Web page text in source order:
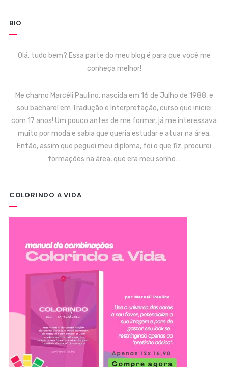
BIO
Olá, tudo bem? Essa parte do meu blog é para que você me
conheça melhor!
Me chamo Marcéli Paulino, nascida em 16 de Julho de 1988, e
sou bacharel em Tradução e Interpretação, curso que iniciei
com 17 anos! Um pouco antes de me formar, já me interessava
muito por moda e sabia que queria estudar e atuar na área.
Então, assim que peguei meu diploma, foi o que fiz: procurei
formações na área, que era meu sonho…
COLORINDO A VIDA